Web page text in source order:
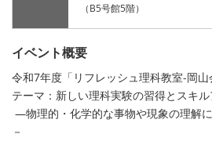
（B5号館5階）
イベント概要
令和7年度「リフレッシュ理科教室-岡山
テーマ：新しい理科実験の習得とスキ
―物理的・化学的な事物や現象の理解
－